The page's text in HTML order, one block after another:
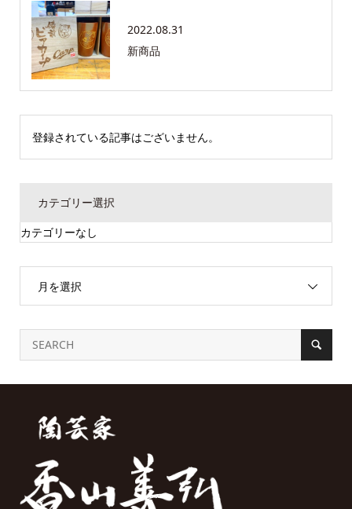
2022.08.31
新商品
登録されている記事はございません。
カテゴリー選択
カテゴリーなし
月を選択